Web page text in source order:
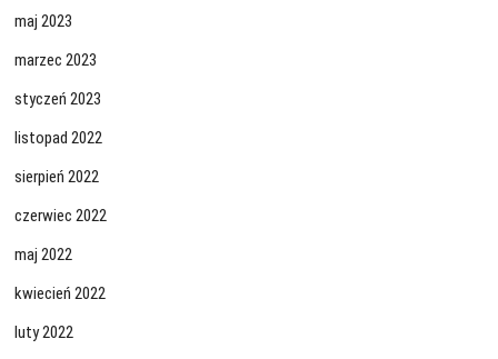
maj 2023
marzec 2023
styczeń 2023
listopad 2022
sierpień 2022
czerwiec 2022
maj 2022
kwiecień 2022
luty 2022